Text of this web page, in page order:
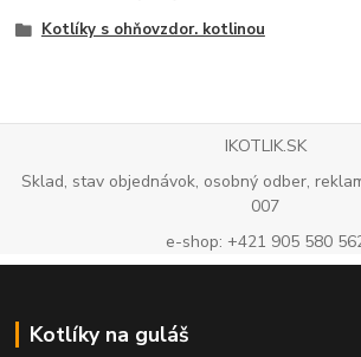
Kotlíky s ohňovzdor. kotlinou
IKOTLIK.SK
Sklad, stav objednávok, osobný odber,
007
e-shop: +421 905 580
Kotlíky na guláš